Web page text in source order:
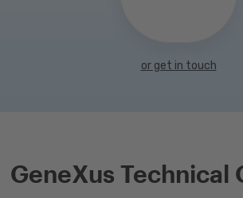
or get in touch
GeneXus Technical